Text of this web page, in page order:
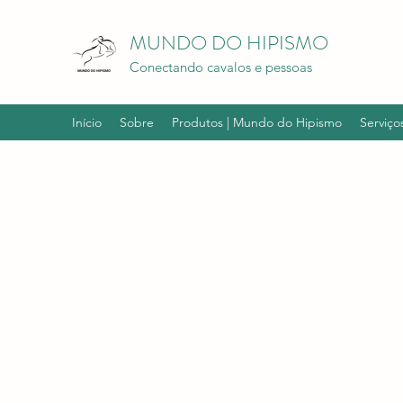
MUNDO DO HIPISMO
Conectando cavalos e pessoas
Início Sobre Produtos | Mundo do Hipismo